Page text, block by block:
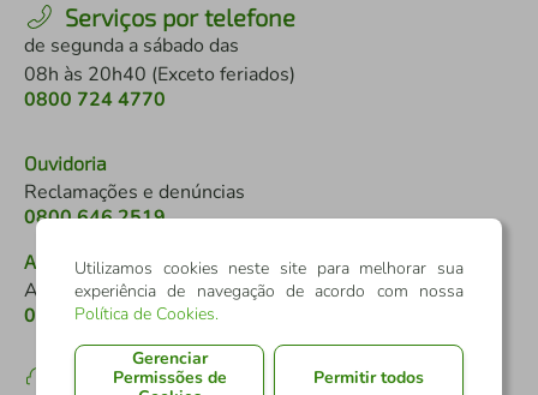
Serviços por telefone
de segunda a sábado das
08h às 20h40 (Exceto feriados)
0800 724 4770
Ouvidoria
Reclamações e denúncias
0800 646 2519
Atendimento a pessoas com deficiência
Auditivo ou de fala
0800 724 0525
Utilizamos cookies neste site para melhorar sua
experiência de navegação de acordo com nossa
Política de Cookies.
Gerenciar
Permissões de
Permitir todos